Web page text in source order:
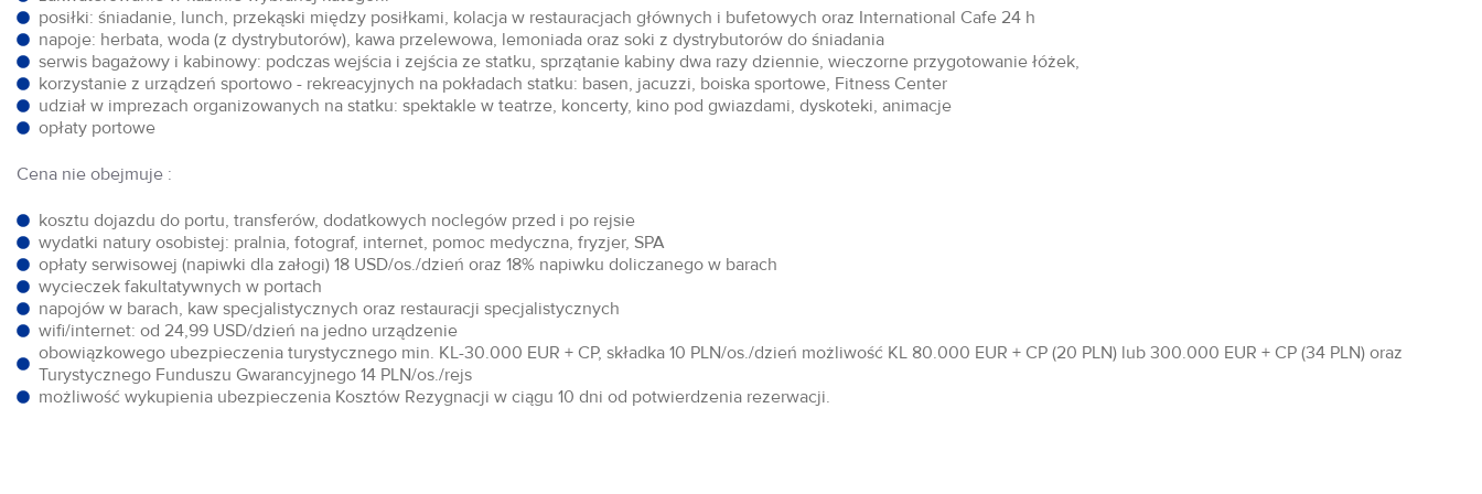
posiłki: śniadanie, lunch, przekąski między posiłkami, kolacja w restauracjach głównych i bufetowych oraz International Cafe 24 h
napoje: herbata, woda (z dystrybutorów), kawa przelewowa, lemoniada oraz soki z dystrybutorów do śniadania
serwis bagażowy i kabinowy: podczas wejścia i zejścia ze statku, sprzątanie kabiny dwa razy dziennie, wieczorne przygotowanie łóżek,
korzystanie z urządzeń sportowo - rekreacyjnych na pokładach statku: basen, jacuzzi, boiska sportowe, Fitness Center
udział w imprezach organizowanych na statku: spektakle w teatrze, koncerty, kino pod gwiazdami, dyskoteki, animacje
opłaty portowe
Cena nie obejmuje :
kosztu dojazdu do portu, transferów, dodatkowych noclegów przed i po rejsie
wydatki natury osobistej: pralnia, fotograf, internet, pomoc medyczna, fryzjer, SPA
opłaty serwisowej (napiwki dla załogi) 18 USD/os./dzień oraz 18% napiwku doliczanego w barach
wycieczek fakultatywnych w portach
napojów w barach, kaw specjalistycznych oraz restauracji specjalistycznych
wifi/internet: od 24,99 USD/dzień na jedno urządzenie
obowiązkowego ubezpieczenia turystycznego min. KL-30.000 EUR + CP, składka 10 PLN/os./dzień możliwość KL 80.000 EUR + CP (20 PLN) lub 300.000 EUR + CP (34 PLN) oraz
Turystycznego Funduszu Gwarancyjnego 14 PLN/os./rejs
możliwość wykupienia ubezpieczenia Kosztów Rezygnacji w ciągu 10 dni od potwierdzenia rezerwacji.